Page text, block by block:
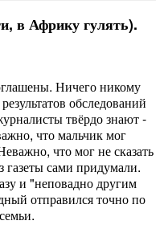
в Африку гулять).
Ничего никому
обследований
твёрдо знают -
что мальчик мог
что мог не сказать
газеты сами придумали.
и "неповадно другим
отправился точно по